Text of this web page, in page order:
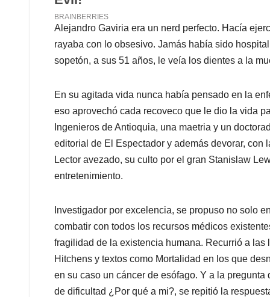
Alejandro Gaviria era un nerd perfecto. Hacía
rayaba con lo obsesivo. Jamás había sido
sopetón, a sus 51 años, le veía los dientes a la
En su agitada vida nunca había pensado en la
eso aprovechó cada recoveco que le dio la vida
Ingenieros de Antioquia, una maetria y un
editorial de El Espectador y además devorar, con
Lector avezado, su culto por el gran Stanislaw
entretenimiento.
Investigador por excelencia, se propuso no solo
combatir con todos los recursos médicos
fragilidad de la existencia humana. Recurrió a
Hitchens y textos como Mortalidad en los que
en su caso un cáncer de esófago. Y a la
de dificultad ¿Por qué a mi?, se repitió la